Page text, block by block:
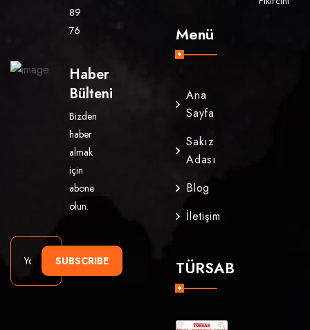
89
76
Haber
Bülteni
Bizden
haber
almak
için
abone
olun.
SUBSCRIBE
Menü
Ana
Sayfa
Sakız
Adası
Blog
İletişim
TÜRSAB